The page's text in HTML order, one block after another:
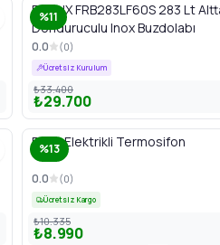
%11
FINLUX FRB283LF60S 283 Lt
Donduruculu Inox Buzdolabı
0.0 (0)
Ücretsiz Kurulum
₺33.400
₺29.700
%13
50 Lt Elektrikli Termosifon
0.0 (0)
Ücretsiz Kargo
₺10.335
₺8.990